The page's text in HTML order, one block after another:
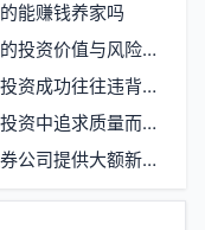
能赚钱养家吗
可转债的投资价值与风险解析
为什么投资成功往往违背人性本能
如何在投资中追求质量而非数量
哪些证券公司提供大额新客理财产品